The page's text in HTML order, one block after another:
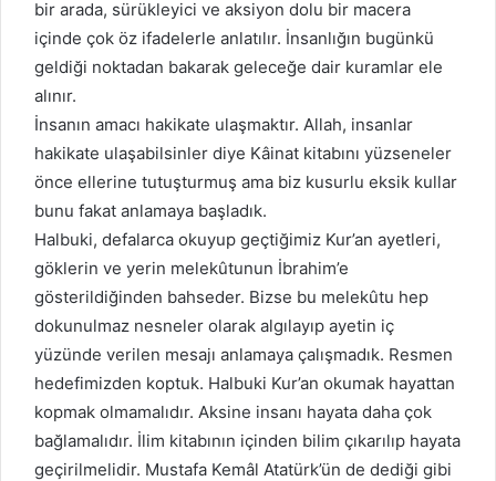
bir arada, sürükleyici ve aksiyon dolu bir macera
içinde çok öz ifadelerle anlatılır. İnsanlığın bugünkü
geldiği noktadan bakarak geleceğe dair kuramlar ele
alınır.
İnsanın amacı hakikate ulaşmaktır. Allah, insanlar
hakikate ulaşabilsinler diye Kâinat kitabını yüzseneler
önce ellerine tutuşturmuş ama biz kusurlu eksik kullar
bunu fakat anlamaya başladık.
Halbuki, defalarca okuyup geçtiğimiz Kur’an ayetleri,
göklerin ve yerin melekûtunun İbrahim’e
gösterildiğinden bahseder. Bizse bu melekûtu hep
dokunulmaz nesneler olarak algılayıp ayetin iç
yüzünde verilen mesajı anlamaya çalışmadık. Resmen
hedefimizden koptuk. Halbuki Kur’an okumak hayattan
kopmak olmamalıdır. Aksine insanı hayata daha çok
bağlamalıdır. İlim kitabının içinden bilim çıkarılıp hayata
geçirilmelidir. Mustafa Kemâl Atatürk’ün de dediği gibi